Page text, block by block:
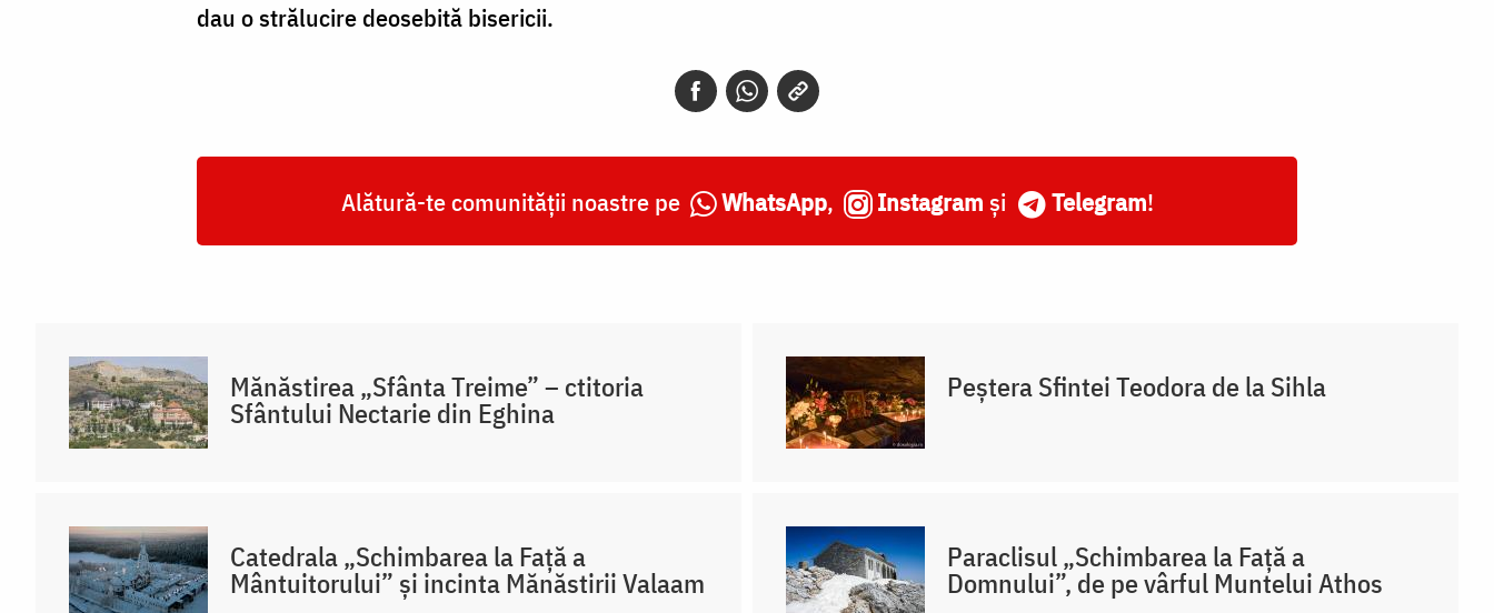
dau o strălucire deosebită bisericii.
Alătură-te comunității noastre pe WhatsApp, Instagram și Telegram!
Mănăstirea „Sfânta Treime” – ctitoria
Sfântului Nectarie din Eghina
Peștera Sfintei Teodora de la Sihla
Catedrala „Schimbarea la Față a
Mântuitorului” și incinta Mănăstirii Valaam
Paraclisul „Schimbarea la Față a
Domnului”, de pe vârful Muntelui Athos